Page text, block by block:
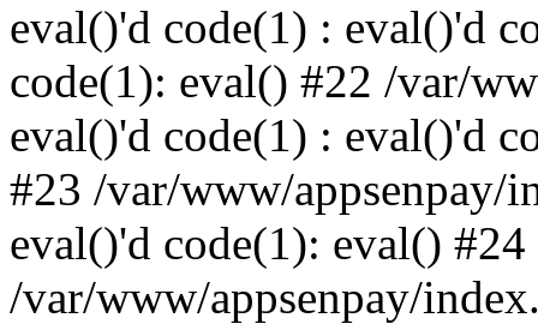
eval()'d code(1) : eval()'d
code(1): eval() #22 /var/
eval()'d code(1) : eval()'d
#23 /var/www/appsenpay/
eval()'d code(1): eval() #24
/var/www/appsenpay/